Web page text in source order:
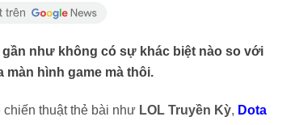
gần như không có sự khác biệt nào so với
màn hình game mà thôi.
thuật thẻ bài như LOL Truyền Kỳ, Dota